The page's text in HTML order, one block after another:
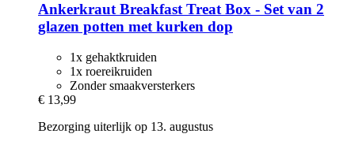
Ankerkraut Breakfast Treat Box -​ Set van 2
glazen potten met kurken dop
1x gehaktkruiden
1x roereikruiden
Zonder smaakversterkers
€ 13,99
Bezorging uiterlijk op 13. augustus